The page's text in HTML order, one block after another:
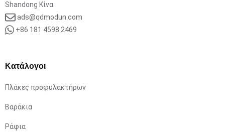
Shandong Κίνα.
ads@qdmodun.com
+86 181 4598 2469
Κατάλογοι
Πλάκες προφυλακτήρων
Βαράκια
Ράφια